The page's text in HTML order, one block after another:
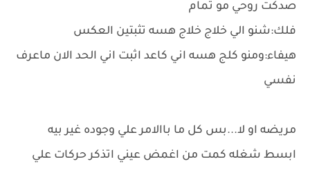
صدكت روحي مو تمام
فلك:شنو الي خلاج خلاج هسه تثبتين العكس
هيفاء:ومنو كلج هسه اني كاعد اثبت اني الحد الان ماعرف
نفسي
مريضه او لا...بس كل ما باالامر علي وجوده غير بيه
ابسط شغله كمت من اغمض عيني اتذكر حركات علي